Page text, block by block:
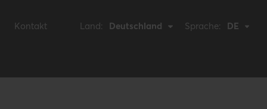
Kontakt Land: Deutschland Sprache: DE